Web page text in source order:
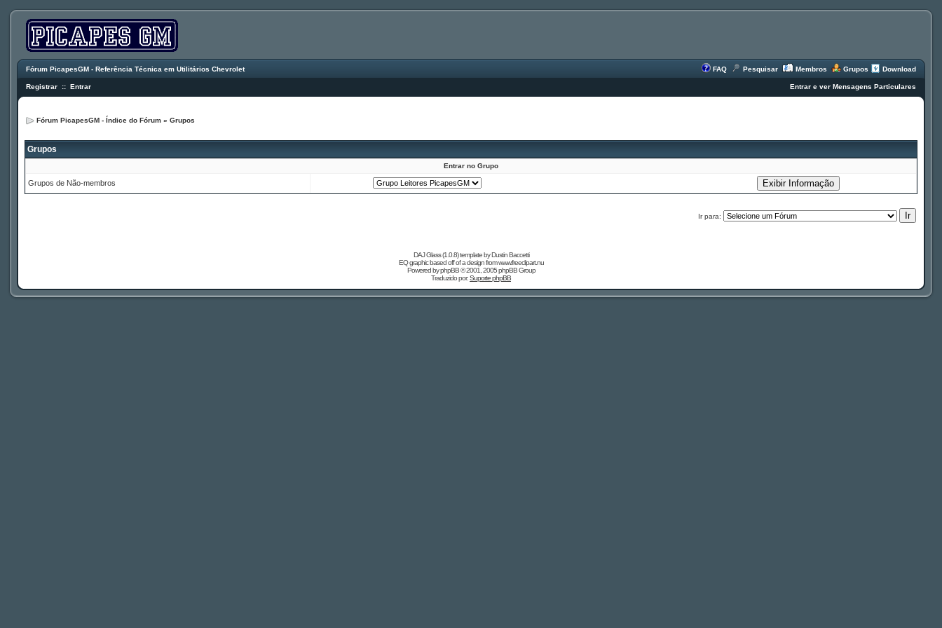
Fórum PicapesGM - Referência Técnica em Utilitários Chevrolet FAQ Pesquisar Membros Grupos Download
Registrar :: Entrar Entrar e ver Mensagens Particulares
Fórum PicapesGM - Índice do Fórum » Grupos
Grupos
Entrar no Grupo
Grupos de Não-membros
Ir para:
DAJ Glass (1.0.8) template byDustin Baccetti
EQ graphic based off of a design fromwww.freeclipart.nu
Powered byphpBB© 2001, 2005 phpBB Group
Traduzido por:Suporte phpBB